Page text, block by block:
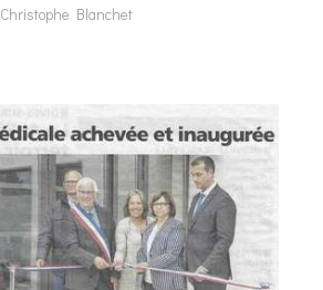
Christophe Blanchet